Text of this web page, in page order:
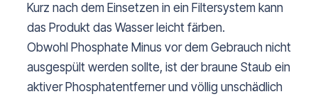
Kurz nach dem Einsetzen in ein Filtersystem kann
das Produkt das Wasser leicht färben.
Obwohl Phosphate Minus vor dem Gebrauch nicht
ausgespült werden sollte, ist der braune Staub ein
aktiver Phosphatentferner und völlig unschädlich